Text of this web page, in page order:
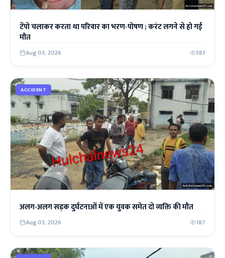
टेंपो चलाकर करता था परिवार का भरण-पोषण ; करंट लगने से हो गई
मौत
Aug 03, 2026 383
ACCIDENT
अलग-अलग सड़क दुर्घटनाओं में एक युवक समेत दो व्यक्ति की मौत
Aug 03, 2026 187